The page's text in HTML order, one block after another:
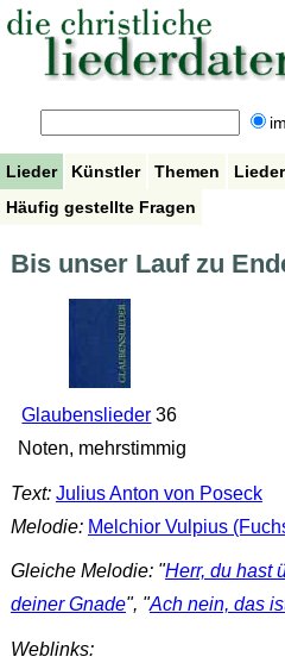
Lieder Künstler Themen
Häufig gestellte Fragen
Bis unser Lauf zu
Glaubenslieder 36
Noten, mehrstimmig
Text: Julius Anton von Poseck
Melodie: Melchior Vulpius
Gleiche Melodie: "Herr, du hast
deiner Gnade", "Ach nein, das
Weblinks: